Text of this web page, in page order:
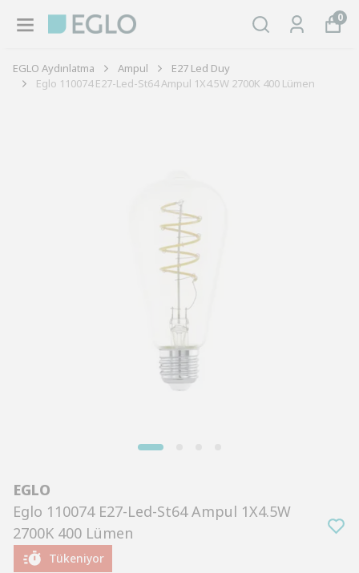
0
EGLO Aydınlatma Ampul
E27 Led Duy
Eglo 110074 E27-Led-St64 Ampul 1X4.5W 2700K 400 Lümen
EGLO
Eglo 110074 E27-Led-St64 Ampul 1X4.5W
2700K 400 Lümen
Tükeniyor